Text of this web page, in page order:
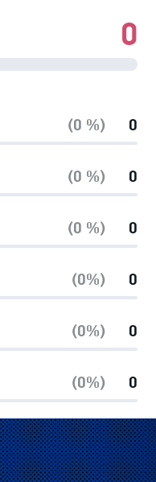
0
(0 %)
0
(0 %)
0
(0 %)
0
(0%)
0
(0%)
0
(0%)
0